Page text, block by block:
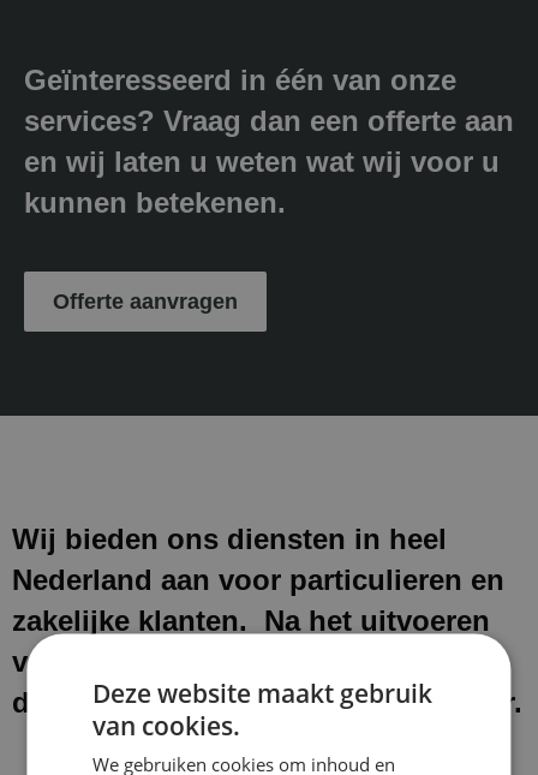
Geïnteresseerd in één van onze
services? Vraag dan een offerte aan
en wij laten u weten wat wij voor u
kunnen betekenen.
Offerte aanvragen
Wij bieden ons diensten in heel
Nederland aan voor particulieren en
zakelijke klanten. Na het uitvoeren
van onze werkzaamheden laten wij
de werkplek schoon en netjes achter.
Deze website maakt gebruik
van cookies.
We gebruiken cookies om inhoud en